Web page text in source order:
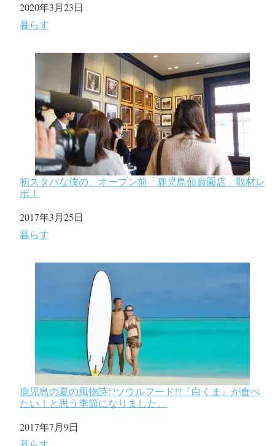
日付
2020年3月23日
関連理由
暮らす
初スタバな僕の、オープン前「鹿児島仙巌園店」取材レ
ポ！
日付
2017年3月25日
関連理由
暮らす
鹿児島の夏の風物詩!?ソウルフード!?『白くま』が食べ
たい！と思う季節になりました。
日付
2017年7月9日